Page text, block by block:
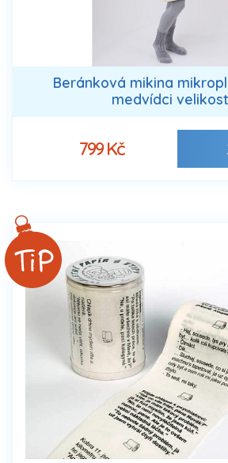
Beránková mikina
medvídci
799 Kč